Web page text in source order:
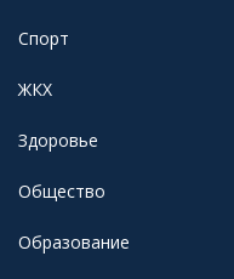
Спорт
ЖКХ
Здоровье
Общество
Образование